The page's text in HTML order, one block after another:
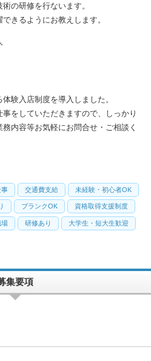
の研修を行ないます。
きるようにお教えします。
験入店制度を導入しました。
をしていただきますので、しっかり
内容等お気軽にお問合せ・ご相談く
事 交通費支給 未経験・初心者OK
ブランクOK 資格取得支援制度
場 研修あり 大学生・短大生歓迎
集要項